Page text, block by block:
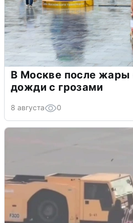
В Москве после жары
дожди с грозами
8 августа 0